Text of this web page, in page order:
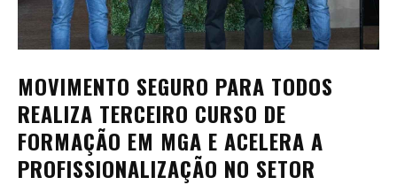
MOVIMENTO SEGURO PARA TODOS
REALIZA TERCEIRO CURSO DE
FORMAÇÃO EM MGA E ACELERA A
PROFISSIONALIZAÇÃO NO SETOR